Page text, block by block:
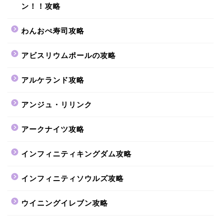
ン！！攻略
わんおぺ寿司攻略
アビスリウムポールの攻略
アルケランド攻略
アンジュ・リリンク
アークナイツ攻略
インフィニティキングダム攻略
インフィニティソウルズ攻略
ウイニングイレブン攻略